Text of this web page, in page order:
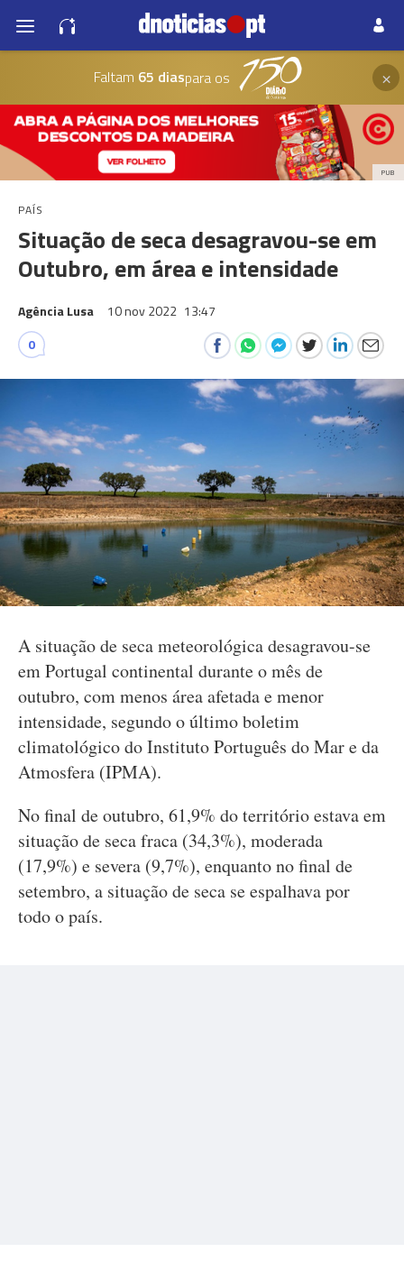
Faltam 65 diaspara os ×
PUB
PAÍS
Situação de seca desagravou-se em
Outubro, em área e intensidade
Agência Lusa 10 nov 2022 13:47
0
A situação de seca meteorológica desagravou-se
em Portugal continental durante o mês de
outubro, com menos área afetada e menor
intensidade, segundo o último boletim
climatológico do Instituto Português do Mar e da
Atmosfera (IPMA).
No final de outubro, 61,9% do território estava em
situação de seca fraca (34,3%), moderada
(17,9%) e severa (9,7%), enquanto no final de
setembro, a situação de seca se espalhava por
todo o país.